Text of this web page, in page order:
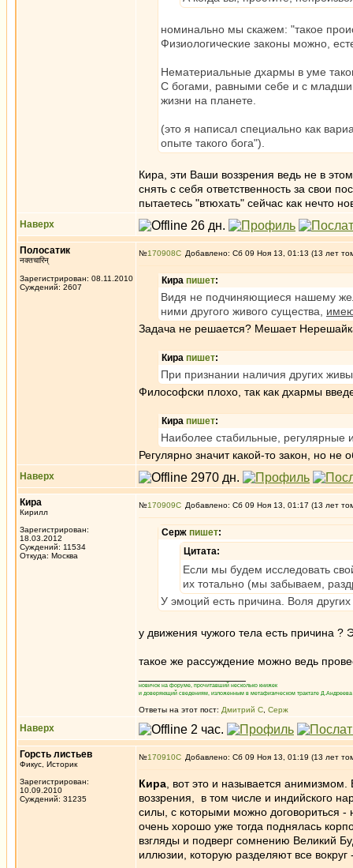
номинально мы скажем: "такое
Физиологические законы можно,
Нематериальные дхармы в уме
С богами, равными себе и с
жизни на планете.
(это я написал специально как
опыте такого бога").
Кира, эти Ваши воззрения ведь не в
снять с себя ответственность за свои
пытаетесь "втюхать" сейчас как нечто
Наверх
Полосатик
नक्तचारिन्
Зарегистрирован: 08.11.2010
Суждений: 2607
№170908 Добавлено: Сб 09 Ноя 13, 01:13 (13 лет
Кира пишет:
Видя не подчиняющиеся нашему
ними другого живого существа,
Задача не решается? Мешает
Кира пишет:
При признании наличия других
Философски плохо, так как дхармы
Кира пишет:
Наиболее стабильные,
Регулярно значит какой-то закон, но не
Наверх
Кира
Кирилл
Зарегистрирован:
18.03.2012
Суждений: 11534
Откуда: Москва
№170909 Добавлено: Сб 09 Ноя 13, 01:17 (13 лет
Серж пишет:
Цитата:
Если мы будем исследовать
их тотально (мы забываем,
У эмоций есть причина. Воля
у движения чужого тела есть причина ?
такое же рассуждение можно ведь
новичок на форуме, прочитавший несколько книжек
и доверяющий сведениям, изложенным в метафизическом трактате
Ответы на этот пост: Дмитрий С Серж
Наверх
Горсть листьев
Фикус, Историк
Зарегистрирован:
10.09.2010
Суждений: 31235
№170910 Добавлено: Сб 09 Ноя 13, 01:19 (13 лет
Кира , вот это и называется
воззрения, в том числе и индийского
силы, с которыми можно договориться
очень хорошо уже тогда поднялась
взгляды и подверг сомнению Великий
иллюзии, которую разделяют все